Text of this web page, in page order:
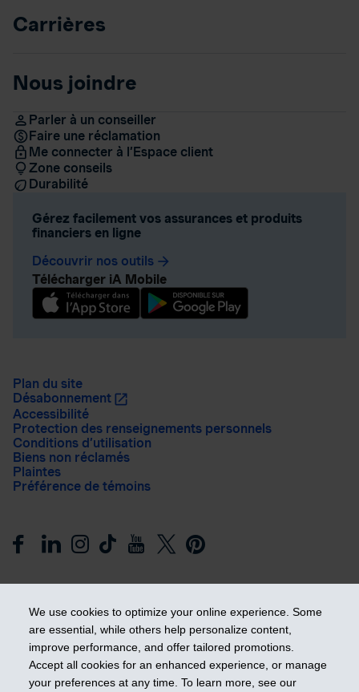
We use cookies to optimize your online experience. Some
are essential, while others help personalize content,
improve performance, and offer tailored promotions.
Accept all cookies for an enhanced experience, or manage
your preferences at any time. To learn more, see our
Carrières
Nous joindre
Parler à un conseiller
Faire une réclamation
Me connecter à l’Espace client
Zone conseils
Durabilité
Gérez facilement vos assurances et produits
financiers en ligne
Découvrir nos outils arrow_forward
Télécharger iA Mobile
Plan du site
Désabonnement
Accessibilité
Protection des renseignements personnels
Conditions d’utilisation
Biens non réclamés
Plaintes
Préférence de témoins
Prendre les devants